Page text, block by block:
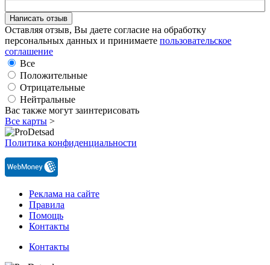
Оставляя отзыв, Вы даете согласие на обработку
персональных данных и принимаете пользовательское
соглашение
Все
Положительные
Отрицательные
Нейтральные
Вас также могут заинтерисовать
Все карты >
Политика конфиденциальности
Реклама на сайте
Правила
Помощь
Контакты
Контакты